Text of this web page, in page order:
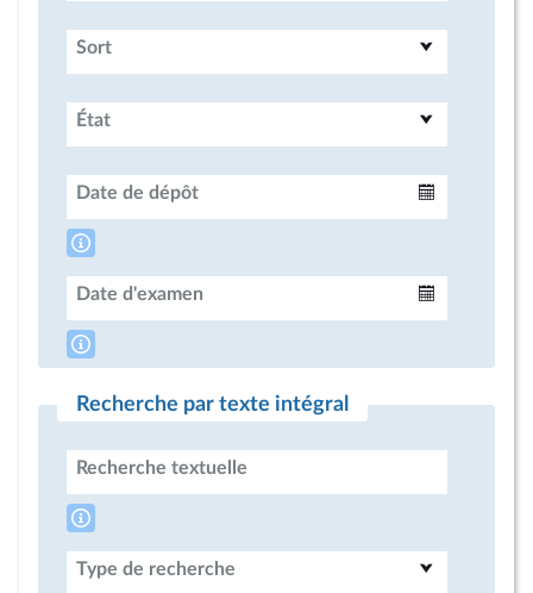
Sort
État
Date de dépôt
Date d'examen
Recherche par texte intégral
Recherche textuelle
Type de recherche